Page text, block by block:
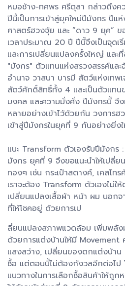
หมอช้าง-ทศพร ศรีตุลา กล่าวถึง
ปีนี้เป็นการเข้าสู่ยุคใหม่ปีมังกร ปีแ
ศาสตร์ฮวงจุ้ย และ “ดาว 9 ยุค” ข
เวลาประมาณ 20 ปี ปีนี้จึงเป็นจุดเ
และการเปลี่ยนแปลงครั้งใหญ่ แล
"มังกร" ตัวแทนแห่งสรวงสรรค์แ
อำนาจ วาสนา บารมี สัตว์แห่งเทพ
สัตว์ศักดิ์สิทธิ์ทั้ง 4 และเป็นตัวแทน
มงคล และความมั่งคั่ง ปีมังกรนี้ จึง
หลายอย่างเข้าไว้ด้วยกัน วงการฮ
เข้าสู่ปีมังกรในยุคที่ 9 กันอย่างยิ่ง
แนะ Transform ตัวเองรับปีมังกร
มังกร ยุคที่ 9 จึงขอแนะนำให้เปลี่ย
ทองๆ เช่น กระเป๋าสตางค์, เคสโท
เราจะต้อง Transform ตัวเองไม่
เปลี่ยนแปลงเสื้อผ้า หน้า ผม นอก
ที่ให้โชคอยู่ ด้วยการเป
ลี่ยนแปลงสภาพแวดล้อม เพิ่มพลัง
ด้วยการแต่งบ้านให้มี Movement
แสงสว่าง, เปลี่ยนของตกแต่งบ้าน
ซื้อ แต่ตอนนี้ไม่ต้องกังวลอีกต่อไป
แนวทางในการเลือกซื้อสินค้าให้ถูก